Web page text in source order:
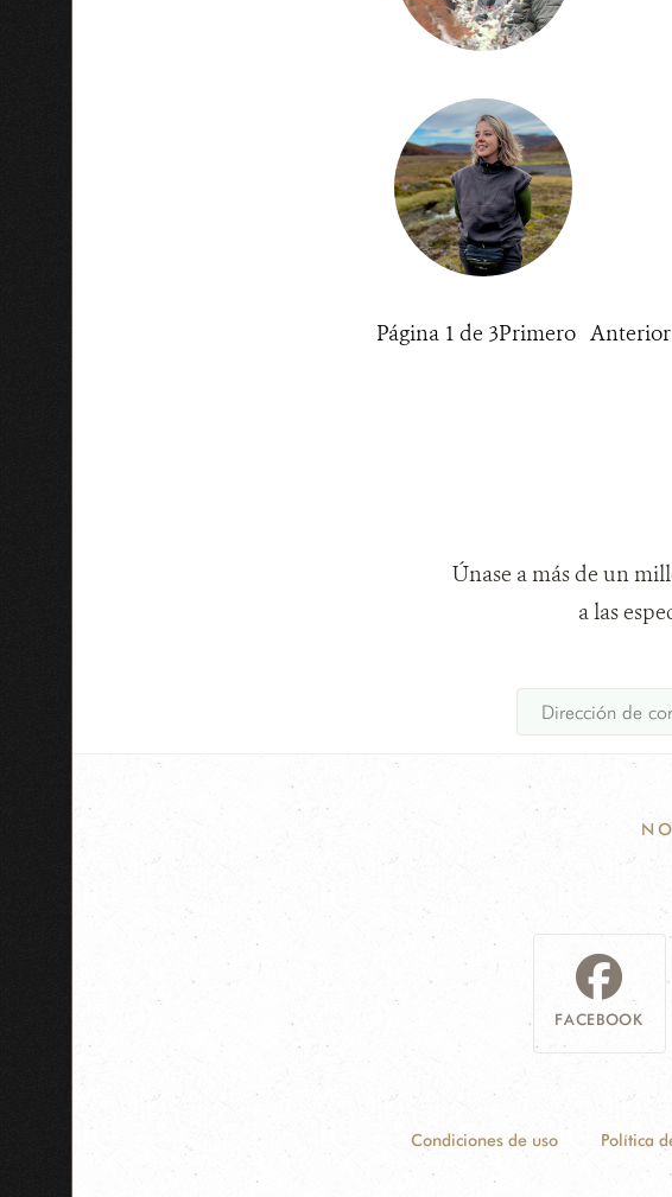
Página 1 de 3Primero Anterior
Únase a más de un
a las
FACEBOOK
Condiciones de uso Política